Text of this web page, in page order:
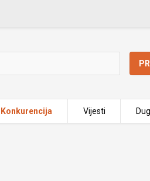
Konkurencija Vijesti